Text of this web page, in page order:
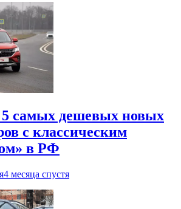
самых дешевых новых
с классическим
в РФ
4 месяца спустя